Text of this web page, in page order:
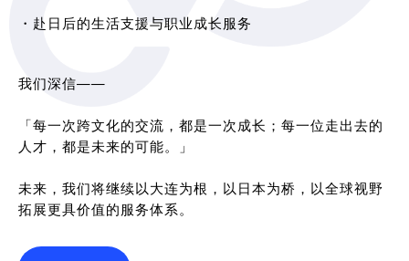
・赴日后的生活支援与职业成长服务
我们深信——
「每一次跨文化的交流，都是一次成长；每一位走出去的
人才，都是未来的可能。」
未来，我们将继续以大连为根，以日本为桥，以全球视野
拓展更具价值的服务体系。